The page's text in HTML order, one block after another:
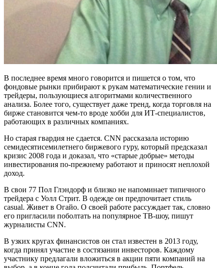
В последнее время много говорится и пишется о том, что
фондовые рынки прибирают к рукам математические гении и
трейдеры, пользующиеся алгоритмами количественного
анализа. Более того, существует даже тренд, когда торговля на
бирже становится чем-то вроде хобби для ИТ-специалистов,
работающих в различных компаниях.
Но старая гвардия не сдается. CNN рассказала историю
семидесятисемилетнего биржевого гуру, который предсказал
кризис 2008 года и доказал, что «старые добрые» методы
инвестирования по-прежнему работают и приносят неплохой
доход.
В свои 77 Пол Глэндорф и близко не напоминает типичного
трейдера с Уолл Стрит. В одежде он предпочитает стиль
casual. Живет в Огайо. О своей работе рассуждает так, словно
его пригласили поболтать на популярное ТВ-шоу, пишут
журналисты CNN.
В узких кругах финансистов он стал известен в 2013 году,
когда принял участие в состязании инвесторов. Каждому
участнику предлагали вложиться в акции пяти компаний на